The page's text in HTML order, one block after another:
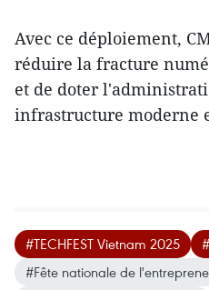
Avec ce déploiement,
réduire la fracture
et de doter
infrastructure moderne
#TECHFEST Vietnam 2025
#Fête nationale de